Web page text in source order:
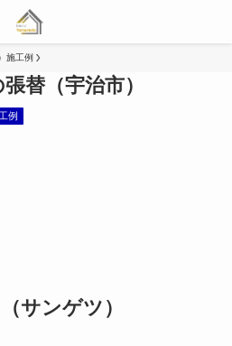
施工例
替（宇治市）
例
サンゲツ）